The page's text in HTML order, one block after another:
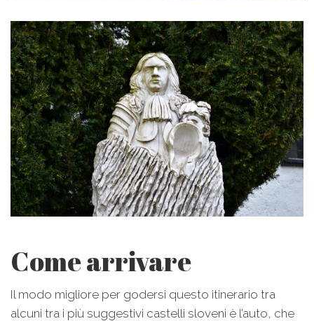
Come arrivare
Il modo migliore per godersi questo itinerario tra
alcuni tra i più suggestivi castelli sloveni è l’auto, che